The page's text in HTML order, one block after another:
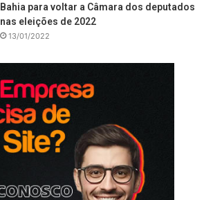
Bahia para voltar a Câmara dos deputados
nas eleições de 2022
13/01/2022